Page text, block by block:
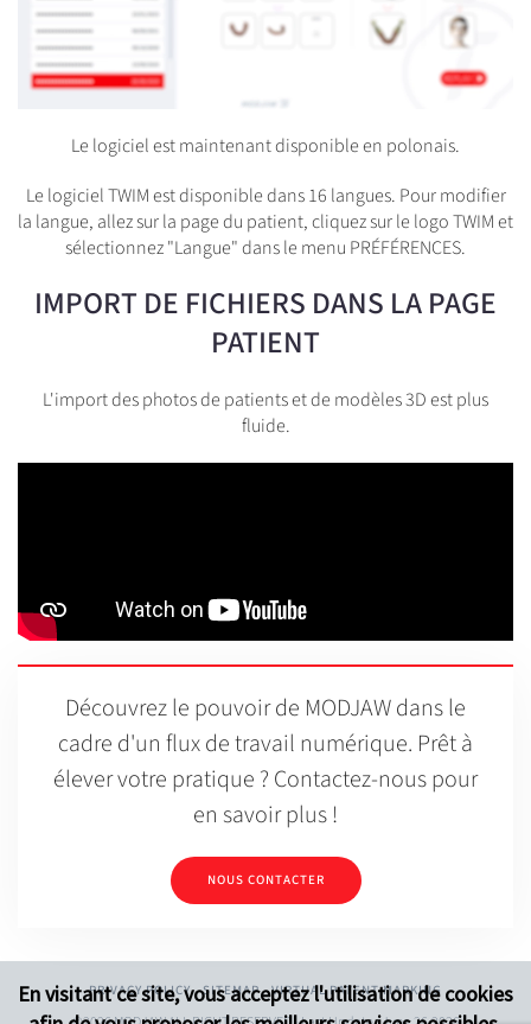
Le logiciel est maintenant disponible en polonais.
Le logiciel TWIM est disponible dans 16 langues. Pour modifier
la langue, allez sur la page du patient, cliquez sur le logo TWIM et
sélectionnez "Langue" dans le menu PRÉFÉRENCES.
IMPORT DE FICHIERS DANS LA PAGE
PATIENT
L'import des photos de patients et de modèles 3D est plus
fluide.
Découvrez le pouvoir de MODJAW dans le
cadre d'un flux de travail numérique. Prêt à
élever votre pratique ? Contactez-nous pour
en savoir plus !
NOUS CONTACTER
PRIVACY POLICY SITEMAP VIRTUAL PATENT MARKING
En visitant ce site, vous acceptez l'utilisation de cookies